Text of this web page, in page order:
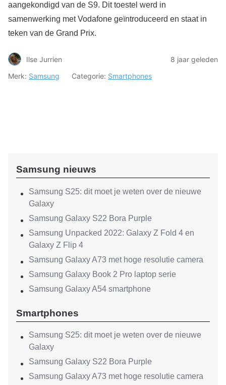
aangekondigd van de S9. Dit toestel werd in
samenwerking met Vodafone geïntroduceerd en staat in
teken van de Grand Prix.
Ilse Jurrien
8 jaar geleden
Merk: Samsung Categorie: Smartphones
Samsung nieuws
Samsung S25: dit moet je weten over de nieuwe
Galaxy
Samsung Galaxy S22 Bora Purple
Samsung Unpacked 2022: Galaxy Z Fold 4 en
Galaxy Z Flip 4
Samsung Galaxy A73 met hoge resolutie camera
Samsung Galaxy Book 2 Pro laptop serie
Samsung Galaxy A54 smartphone
Smartphones
Samsung S25: dit moet je weten over de nieuwe
Galaxy
Samsung Galaxy S22 Bora Purple
Samsung Galaxy A73 met hoge resolutie camera